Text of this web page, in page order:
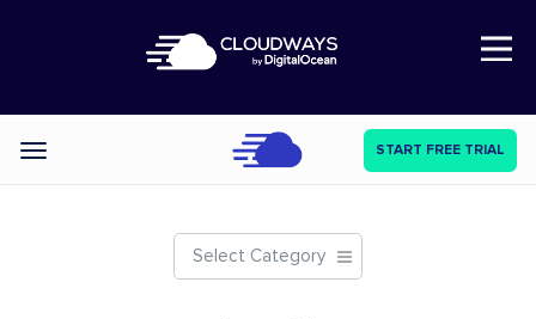
Open Nav
Categories START FREE TRIAL
Select Category